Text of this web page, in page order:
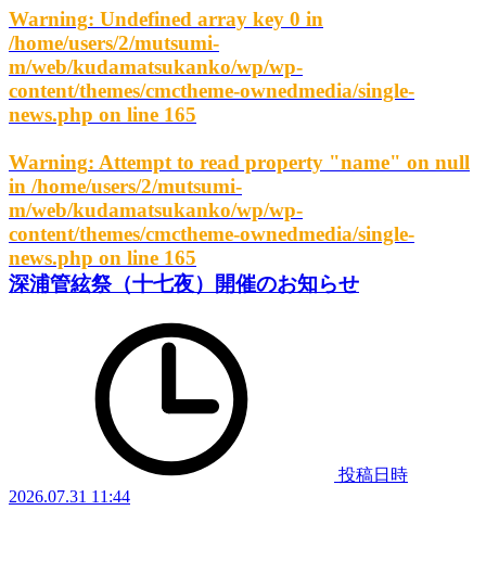
Warning: Undefined array key 0 in
/home/users/2/mutsumi-
m/web/kudamatsukanko/wp/wp-
content/themes/cmctheme-ownedmedia/single-
news.php on line 165
Warning: Attempt to read property "name" on null
in /home/users/2/mutsumi-
m/web/kudamatsukanko/wp/wp-
content/themes/cmctheme-ownedmedia/single-
news.php on line 165
深浦管絃祭（十七夜）開催のお知らせ
投稿日時
2026.07.31 11:44